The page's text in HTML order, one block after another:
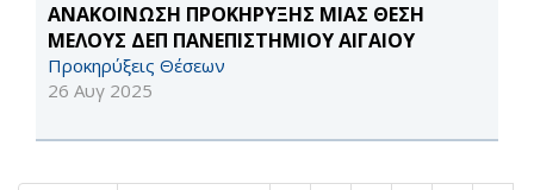
ΑΝΑΚΟΙΝΩΣΗ ΠΡΟΚΗΡΥΞΗΣ ΜΙΑΣ ΘΕΣΗ
ΜΕΛΟΥΣ ΔΕΠ ΠΑΝΕΠΙΣΤΗΜΙΟΥ ΑΙΓΑΙΟΥ
Προκηρύξεις Θέσεων
26 Αυγ 2025